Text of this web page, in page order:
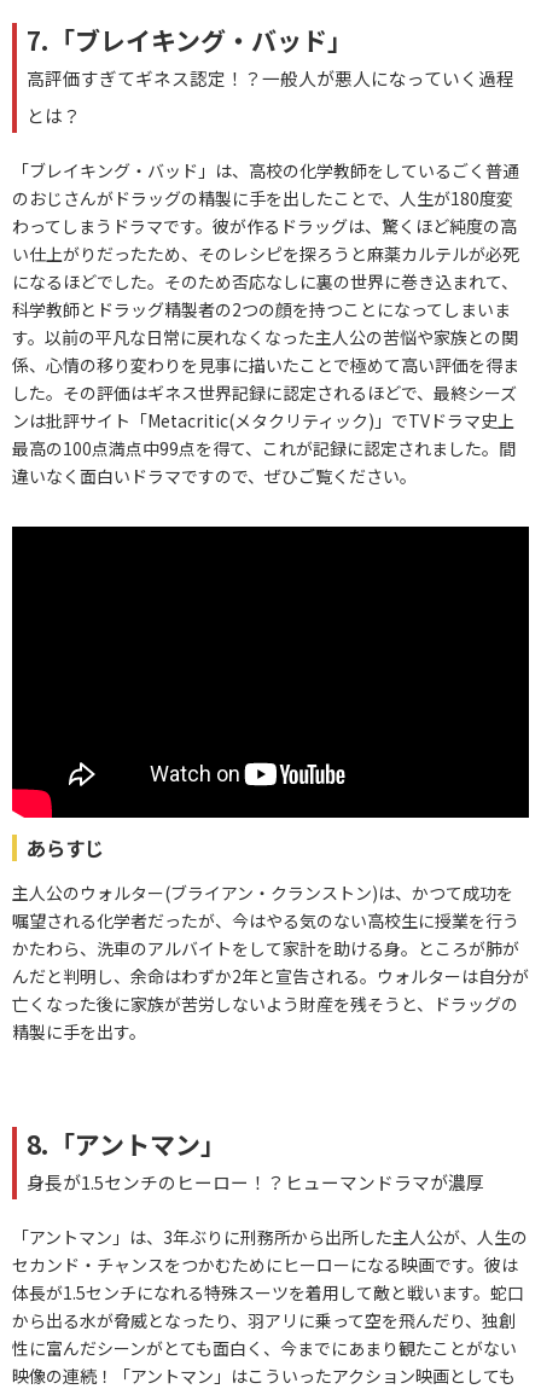
7.「ブレイキング・バッド」
高評価すぎてギネス認定！？一般人が悪人になっていく過程
とは？
「ブレイキング・バッド」は、高校の化学教師をしているごく普通
のおじさんがドラッグの精製に手を出したことで、人生が180度変
わってしまうドラマです。彼が作るドラッグは、驚くほど純度の高
い仕上がりだったため、そのレシピを探ろうと麻薬カルテルが必死
になるほどでした。そのため否応なしに裏の世界に巻き込まれて、
科学教師とドラッグ精製者の2つの顔を持つことになってしまいま
す。以前の平凡な日常に戻れなくなった主人公の苦悩や家族との関
係、心情の移り変わりを見事に描いたことで極めて高い評価を得ま
した。その評価はギネス世界記録に認定されるほどで、最終シーズ
ンは批評サイト「Metacritic(メタクリティック)」でTVドラマ史上
最高の100点満点中99点を得て、これが記録に認定されました。間
違いなく面白いドラマですので、ぜひご覧ください。
あらすじ
主人公のウォルター(ブライアン・クランストン)は、かつて成功を
嘱望される化学者だったが、今はやる気のない高校生に授業を行う
かたわら、洗車のアルバイトをして家計を助ける身。ところが肺が
んだと判明し、余命はわずか2年と宣告される。ウォルターは自分が
亡くなった後に家族が苦労しないよう財産を残そうと、ドラッグの
精製に手を出す。
8.「アントマン」
身長が1.5センチのヒーロー！？ヒューマンドラマが濃厚
「アントマン」は、3年ぶりに刑務所から出所した主人公が、人生の
セカンド・チャンスをつかむためにヒーローになる映画です。彼は
体長が1.5センチになれる特殊スーツを着用して敵と戦います。蛇口
から出る水が脅威となったり、羽アリに乗って空を飛んだり、独創
性に富んだシーンがとても面白く、今までにあまり観たことがない
映像の連続！「アントマン」はこういったアクション映画としても